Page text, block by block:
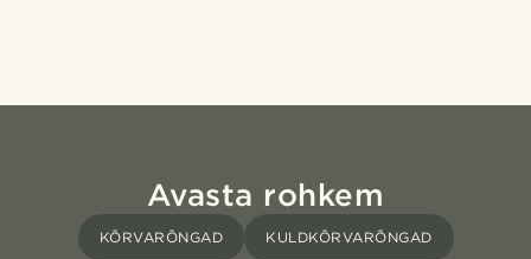
Avasta rohkem
KÕRVARÕNGAD KULDKÕRVARÕNGAD